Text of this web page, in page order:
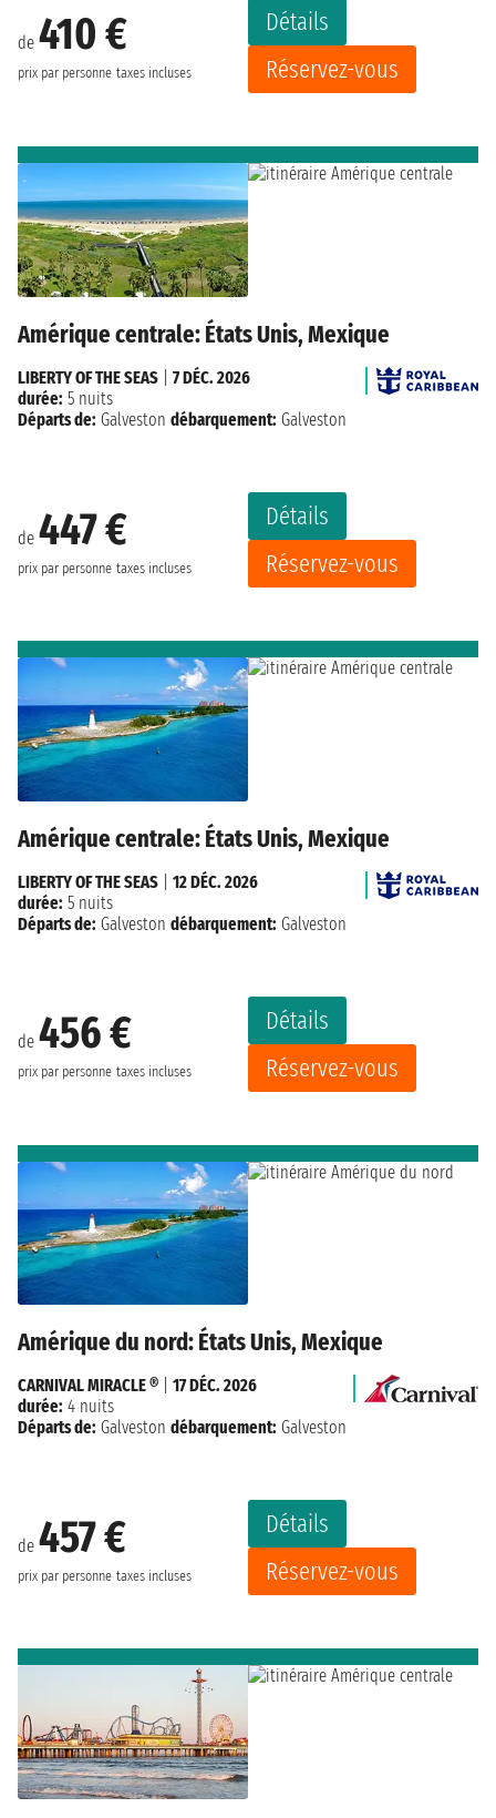
de 410 €
prix par personne taxes incluses
Détails
Réservez-vous
Amérique centrale: États Unis, Mexique
de 447 €
prix par personne taxes incluses
Détails
Réservez-vous
LIBERTY OF THE SEAS
7 DÉC. 2026
durée: 5 nuits
Départs de: Galveston débarquement: Galveston
Amérique centrale: États Unis, Mexique
de 456 €
prix par personne taxes incluses
Détails
Réservez-vous
LIBERTY OF THE SEAS
12 DÉC. 2026
durée: 5 nuits
Départs de: Galveston débarquement: Galveston
Amérique du nord: États Unis, Mexique
de 457 €
prix par personne taxes incluses
Détails
Réservez-vous
CARNIVAL MIRACLE ®
17 DÉC. 2026
durée: 4 nuits
Départs de: Galveston débarquement: Galveston